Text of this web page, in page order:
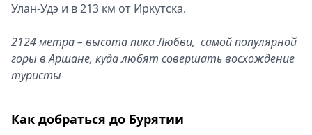
Улан-Удэ и в 213 км от Иркутска.
2124 метра – высота пика Любви, самой популярной
горы в Аршане, куда любят совершать восхождение
туристы
Как добраться до Бурятии